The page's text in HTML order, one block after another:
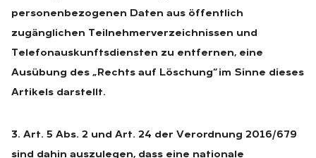
personenbezogenen Daten aus öffentlich
zugänglichen Teilnehmerverzeichnissen und
Telefonauskunftsdiensten zu entfernen, eine
Ausübung des „Rechts auf Löschung“ im Sinne dieses
Artikels darstellt.
3. Art. 5 Abs. 2 und Art. 24 der Verordnung 2016/679
sind dahin auszulegen, dass eine nationale